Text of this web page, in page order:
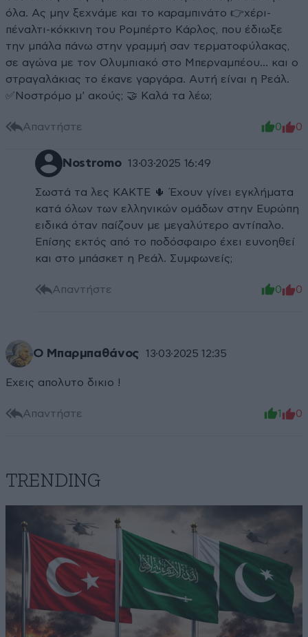
όλα. Ας μην ξεχνάμε και το καραμπινάτο 👉χέρι-
πέναλτι-κόκκινη του Ρομπέρτο Κάρλος, που έδιωξε
την μπάλα πάνω στην γραμμή σαν τερματοφύλακας,
σε αγώνα με τον Ολυμπιακό στο Μπερναμπέου... και ο
στραγαλάκιας το έκανε γαργάρα. Αυτή είναι η Ρεάλ.
✅️Νοστρόμο μ' ακούς; 🤝 Καλά τα λέω;
Απαντήστε 0 0
Nostromo 13·03·2025 16:49
Σωστά τα λες ΚΑΚΤΕ 🌵 Έχουν γίνει εγκλήματα
κατά όλων των ελληνικών ομάδων στην Ευρώπη
ειδικά όταν παίζουν με μεγαλύτερο αντίπαλο.
Επίσης εκτός από το ποδόσφαιρο έχει ευνοηθεί
και στο μπάσκετ η Ρεάλ. Συμφωνείς;
Απαντήστε 0 0
Ο Μπαρμπαθάνος 13·03·2025 12:35
Εχεις απολυτο δικιο !
Απαντήστε 1 0
TRENDING